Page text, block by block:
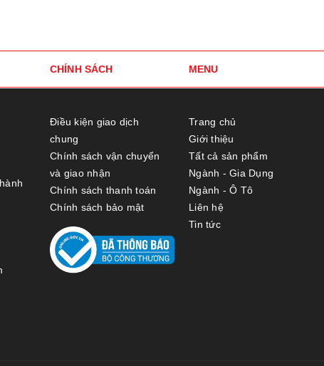
CHÍNH SÁCH MENU
Điều kiện giao dịch
chung
Chính sách vận chuyển
và giao nhận
Chính sách thanh toán
Chính sách bảo mật
Trang chủ
Giới thiệu
Tất cả sản phẩm
Ngành - Gia Dụng
Ngành - Ô Tô
Liên hệ
Tin tức